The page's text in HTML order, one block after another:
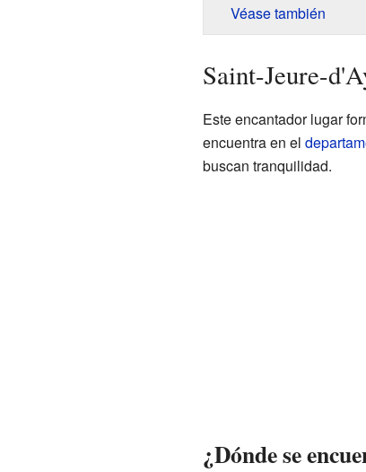
Véase también
Saint-Jeure-
Este encantador lugar
encuentra en el
buscan tranquilidad.
¿Dónde se